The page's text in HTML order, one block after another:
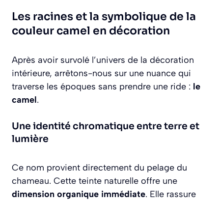
Les racines et la symbolique de la
couleur camel en décoration
Après avoir survolé l’univers de la décoration
intérieure, arrêtons-nous sur une nuance qui
traverse les époques sans prendre une ride : le
camel.
Une identité chromatique entre terre et
lumière
Ce nom provient directement du pelage du
chameau. Cette teinte naturelle offre une
dimension organique immédiate. Elle rassure